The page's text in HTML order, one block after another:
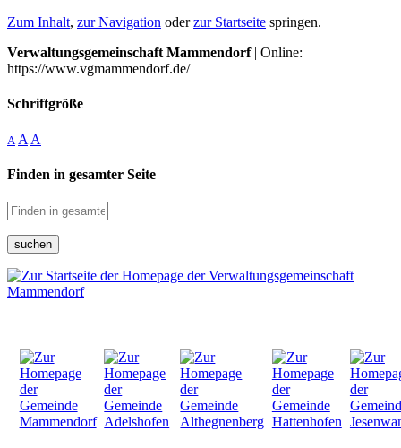
Zum Inhalt, zur Navigation oderzur Startseite springen.
Verwaltungsgemeinschaft Mammendorf| Online:
https://www.vgmammendorf.de/
Schriftgröße
A A A
Finden in gesamter Seite
suchen